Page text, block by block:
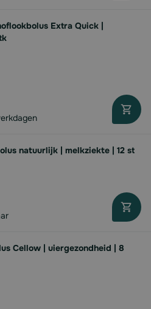
Extra Quick |
natuurlijk | melkziekte | 12 st
Cellow | uiergezondheid | 8